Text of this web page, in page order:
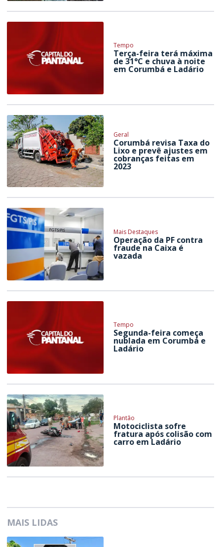
Tempo
Terça-feira terá máxima
de 31°C e chuva à noite
em Corumbá e Ladário
Geral
Corumbá revisa Taxa do
Lixo e prevê ajustes em
cobranças feitas em
2023
Mais Destaques
Operação da PF contra
fraude na Caixa é
vazada
Tempo
Segunda-feira começa
nublada em Corumbá e
Ladário
Plantão
Motociclista sofre
fratura após colisão com
carro em Ladário
MAIS LIDAS